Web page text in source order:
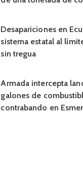
Desapariciones en
sistema estatal al
sin tregua
Armada intercepta
galones de
contrabando en